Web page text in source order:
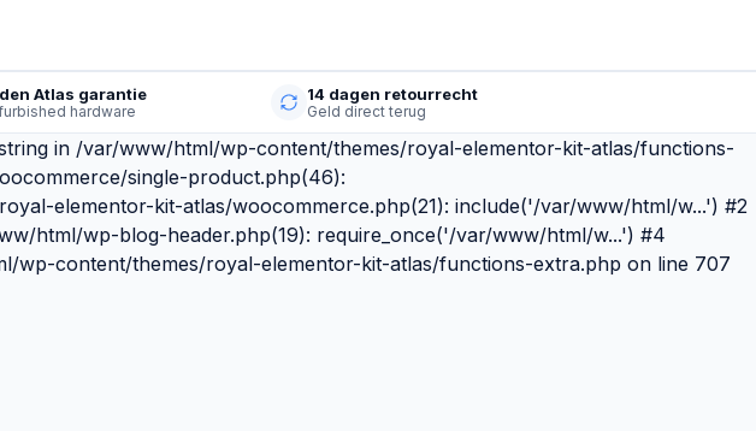
Atlas garantie
hardware
14 dagen retourrecht
Geld direct terug
in /var/www/html/wp-content/themes/royal-elementor-kit-atlas/functions-
single-product.php(46):
elementor-kit-atlas/woocommerce.php(21): include('/var/www/html/w...') #2
html/wp-blog-header.php(19): require_once('/var/www/html/w...') #4
content/themes/royal-elementor-kit-atlas/functions-extra.php on line 707